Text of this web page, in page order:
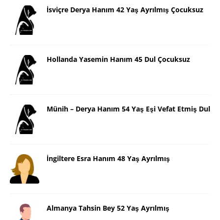
İsviçre Derya Hanım 42 Yaş Ayrılmış Çocuksuz
Hollanda Yasemin Hanım 45 Dul Çocuksuz
Münih – Derya Hanım 54 Yaş Eşi Vefat Etmiş Dul
İngiltere Esra Hanım 48 Yaş Ayrılmış
Almanya Tahsin Bey 52 Yaş Ayrılmış